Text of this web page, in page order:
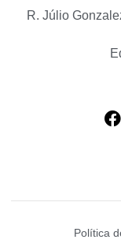
R. Júlio
Política